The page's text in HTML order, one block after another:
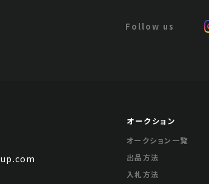
オークション
オークション一覧
出品方法
入札方法